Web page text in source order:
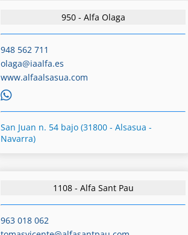
950 - Alfa Olaga
948 562 711
olaga@iaalfa.es
www.alfaalsasua.com
San Juan n. 54 bajo (31800 - Alsasua -
Navarra)
1108 - Alfa Sant Pau
963 018 062